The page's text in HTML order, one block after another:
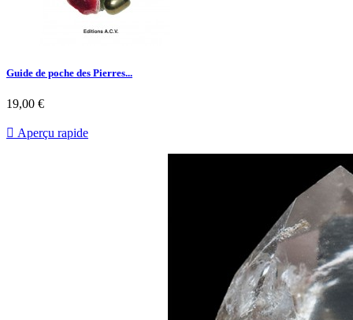
Guide de poche des Pierres...
19,00 €
 Aperçu rapide